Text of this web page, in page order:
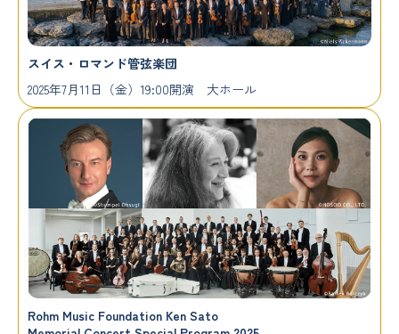
スイス・ロマンド管弦楽団
2025年7月11日（金）19:00開演 大ホール
Rohm Music Foundation Ken Sato